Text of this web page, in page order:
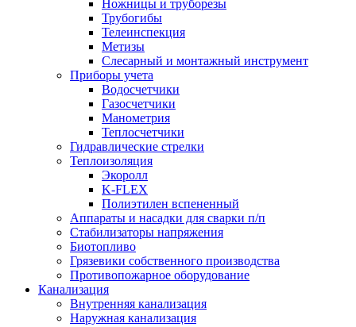
Ножницы и труборезы
Трубогибы
Телеинспекция
Метизы
Слесарный и монтажный инструмент
Приборы учета
Водосчетчики
Газосчетчики
Манометрия
Теплосчетчики
Гидравлические стрелки
Теплоизоляция
Экоролл
K-FLEX
Полиэтилен вспененный
Аппараты и насадки для сварки п/п
Стабилизаторы напряжения
Биотопливо
Грязевики собственного производства
Противопожарное оборудование
Канализация
Внутренняя канализация
Наружная канализация